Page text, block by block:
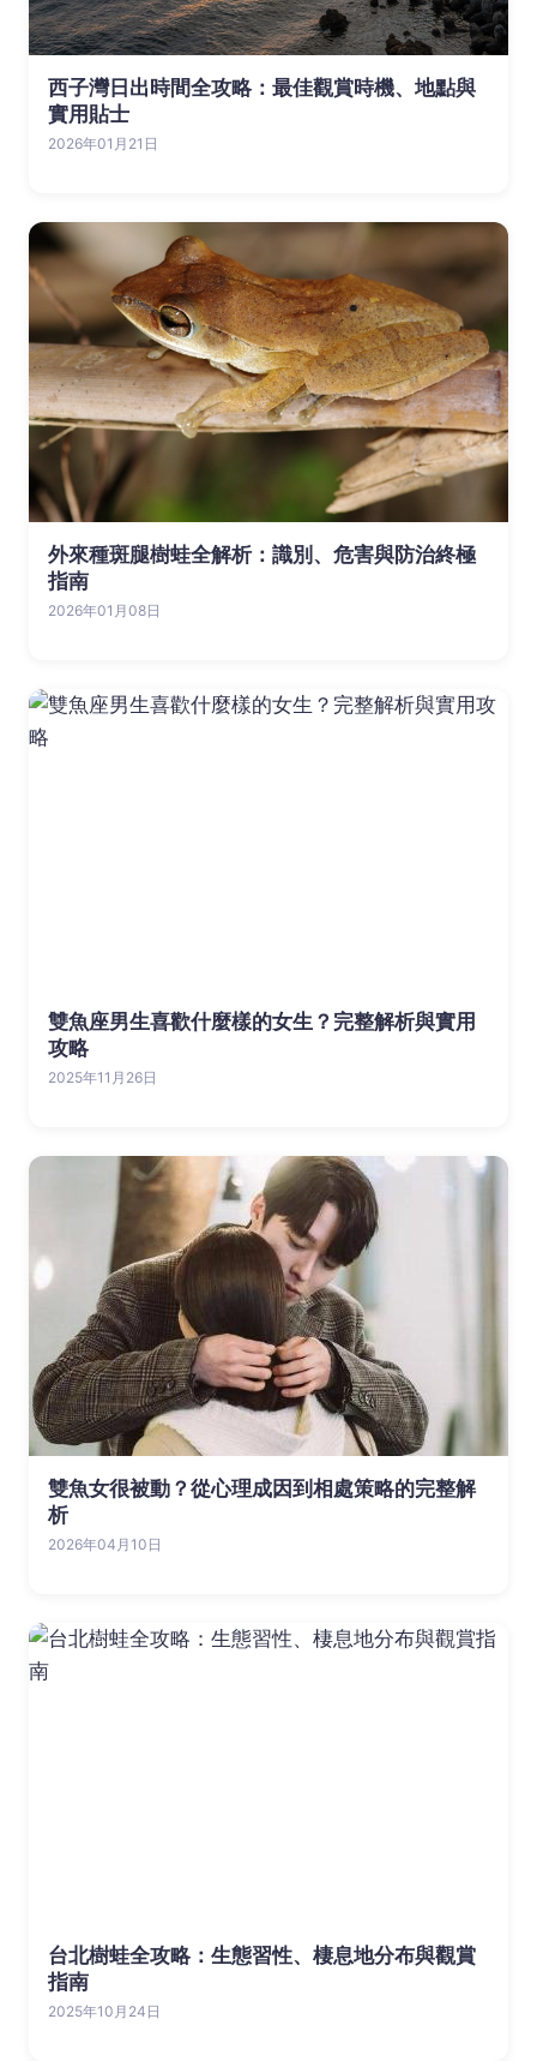
西子灣日出時間全攻略：最佳觀賞時機、地點與
實用貼士
2026年01月21日
外來種斑腿樹蛙全解析：識別、危害與防治終極
指南
2026年01月08日
雙魚座男生喜歡什麼樣的女生？完整解析與實用
攻略
2025年11月26日
雙魚女很被動？從心理成因到相處策略的完整解
析
2026年04月10日
台北樹蛙全攻略：生態習性、棲息地分布與觀賞
指南
2025年10月24日